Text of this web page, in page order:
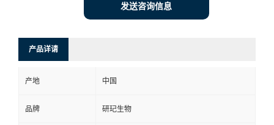
发送咨询信息
产品详请
产地 中国
品牌 研玘生物